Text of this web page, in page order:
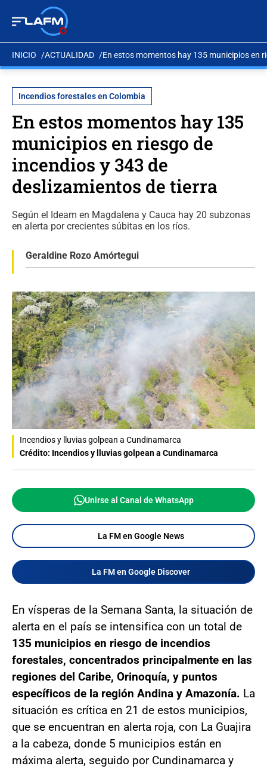
INICIO ACTUALIDAD En estos momentos hay 135 municipios en
Incendios forestales en Colombia
En estos momentos hay 135
municipios en riesgo de
incendios y 343 de
deslizamientos de tierra
Según el Ideam en Magdalena y Cauca hay 20 subzonas
en alerta por crecientes súbitas en los ríos.
Geraldine Rozo Amórtegui
Incendios y lluvias golpean a Cundinamarca
Crédito: Incendios y lluvias golpean a Cundinamarca
Unirse al Canal de WhatsApp
La FM en Google News
La FM en Google Discover
En vísperas de la Semana Santa, la situación de
alerta en el país se intensifica con un total de
135 municipios en riesgo de incendios
forestales, concentrados principalmente en las
regiones del Caribe, Orinoquía, y puntos
específicos de la región Andina y Amazonía. La
situación es crítica en 21 de estos municipios,
que se encuentran en alerta roja, con La Guajira
a la cabeza, donde 5 municipios están en
máxima alerta, seguido por Cundinamarca y